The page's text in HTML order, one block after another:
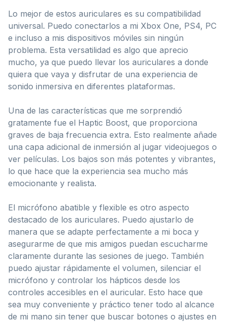
Lo mejor de estos auriculares es su compatibilidad
universal. Puedo conectarlos a mi Xbox One, PS4, PC
e incluso a mis dispositivos móviles sin ningún
problema. Esta versatilidad es algo que aprecio
mucho, ya que puedo llevar los auriculares a donde
quiera que vaya y disfrutar de una experiencia de
sonido inmersiva en diferentes plataformas.
Una de las características que me sorprendió
gratamente fue el Haptic Boost, que proporciona
graves de baja frecuencia extra. Esto realmente añade
una capa adicional de inmersión al jugar videojuegos o
ver películas. Los bajos son más potentes y vibrantes,
lo que hace que la experiencia sea mucho más
emocionante y realista.
El micrófono abatible y flexible es otro aspecto
destacado de los auriculares. Puedo ajustarlo de
manera que se adapte perfectamente a mi boca y
asegurarme de que mis amigos puedan escucharme
claramente durante las sesiones de juego. También
puedo ajustar rápidamente el volumen, silenciar el
micrófono y controlar los hápticos desde los
controles accesibles en el auricular. Esto hace que
sea muy conveniente y práctico tener todo al alcance
de mi mano sin tener que buscar botones o ajustes en